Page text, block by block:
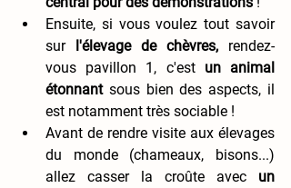
Ensuite, si vous voulez tout savoir
sur l'élevage de chèvres, rendez-
vous pavillon 1, c'est un animal
étonnant sous bien des aspects, il
est notamment très sociable !
Avant de rendre visite aux élevages
du monde (chameaux, bisons...)
allez casser la croûte avec un